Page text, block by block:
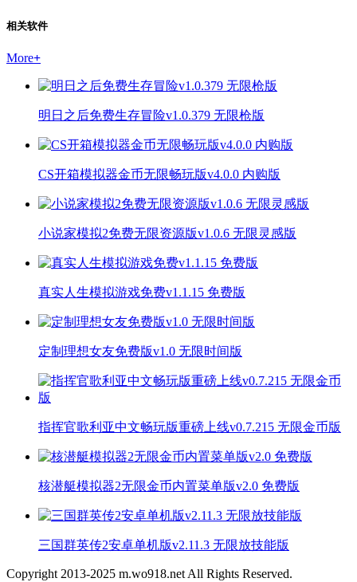
相关软件
More+
明日之后免费生存冒险v1.0.379 无限枪版
CS开箱模拟器金币无限畅玩版v4.0.0 内购版
小说家模拟2免费无限资源版v1.0.6 无限灵感版
真实人生模拟游戏免费v1.1.15 免费版
定制理想女友免费版v1.0 无限时间版
指挥官歌利亚中文畅玩版重磅上线v0.7.215 无限金币版
核潜艇模拟器2无限金币内置菜单版v2.0 免费版
三国群英传2安卓单机版v2.11.3 无限放技能版
Copyright 2013-2025 m.wo918.net All Rights Reserved.